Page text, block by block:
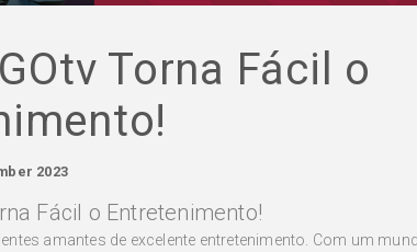
Torna Fácil o
2023
Fácil o Entretenimento!
amantes de excelente entretenimento. Com um